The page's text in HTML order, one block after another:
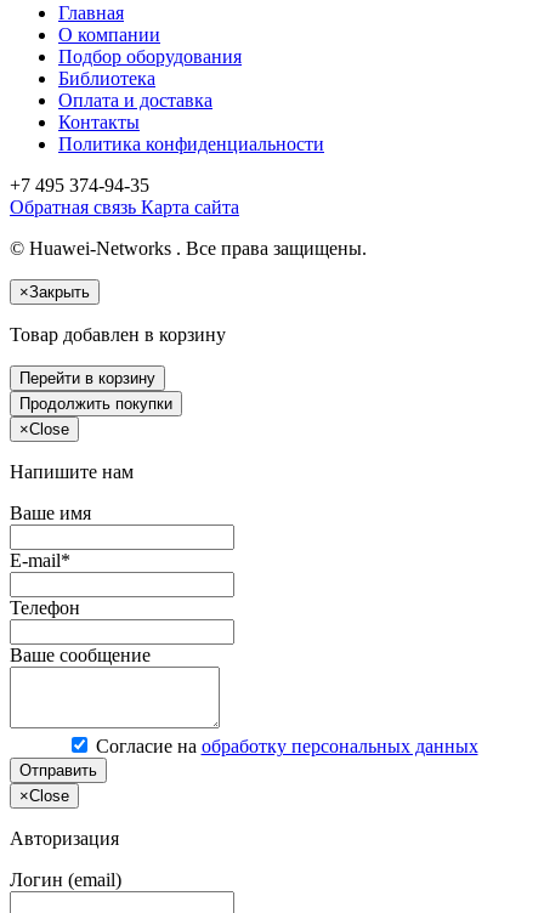
Главная
О компании
Подбор оборудования
Библиотека
Оплата и доставка
Контакты
Политика конфиденциальности
+7 495 374-94-35
Обратная связь Карта сайта
© Huawei-Networks . Все права защищены.
×Закрыть
Товар добавлен в корзину
Перейти в корзину
Продолжить покупки
×Close
Напишите нам
Ваше имя
E-mail*
Телефон
Ваше сообщение
Согласие на обработку персональных данных
Отправить
×Close
Авторизация
Логин (email)